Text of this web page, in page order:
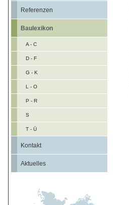
Referenzen
Baulexikon
A - C
D - F
G - K
L - O
P - R
S
T - Ü
Kontakt
Aktuelles